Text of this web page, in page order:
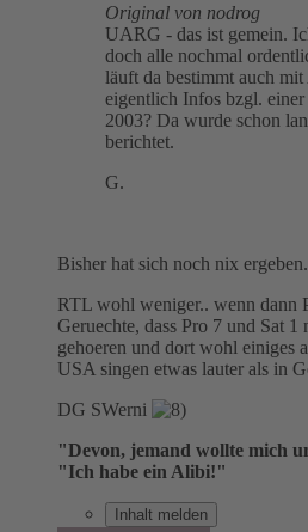
Original von nodrog
UARG - das ist gemein.
doch alle nochmal
läuft da bestimmt auch
eigentlich Infos bzgl.
2003? Da wurde schon
berichtet.
G.
Bisher hat sich noch nix
RTL wohl weniger.. wenn dann
Geruechte, dass Pro 7 und Sat
gehoeren und dort wohl einiges
USA singen etwas lauter als in
DG SWerni
"Devon, jemand wollte mich
"Ich habe ein Alibi!"
Inhalt melden